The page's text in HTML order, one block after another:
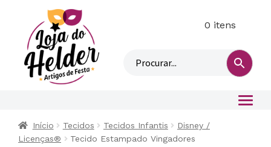
n
0 itens
Início Tecidos Tecidos Infantis
Disney /
Licenças®
Tecido Estampado Vingadores